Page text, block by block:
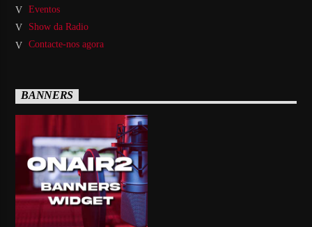
Eventos
Show da Radio
Contacte-nos agora
BANNERS